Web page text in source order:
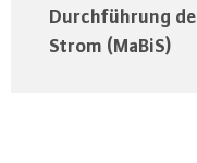
Durchführung
Strom (MaBiS)